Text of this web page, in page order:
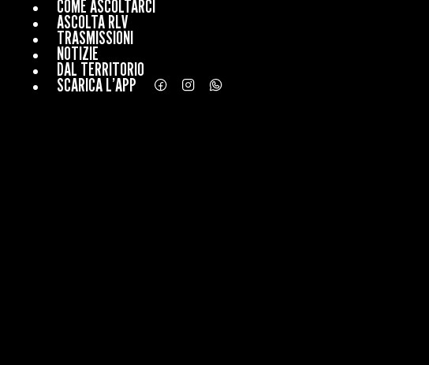
COME ASCOLTARCI
ASCOLTA RLV
TRASMISSIONI
NOTIZIE
DAL TERRITORIO
SCARICA L’APP